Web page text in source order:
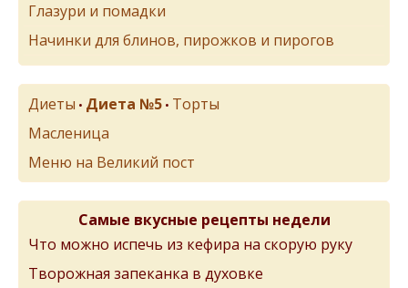
Глазури и помадки
Начинки для блинов, пирожков и пирогов
Диеты • Диета №5 • Торты
Масленица
Меню на Великий пост
Самые вкусные рецепты недели
Что можно испечь из кефира на скорую руку
Творожная запеканка в духовке